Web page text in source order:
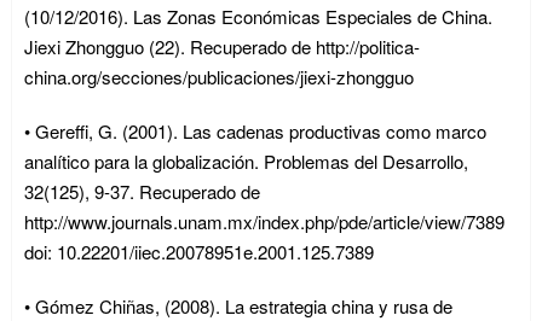
(10/12/2016). Las Zonas Económicas Especiales de China.
Jiexi Zhongguo (22). Recuperado de http://politica-
china.org/secciones/publicaciones/jiexi-zhongguo
• Gereffi, G. (2001). Las cadenas productivas como marco
analítico para la globalización. Problemas del Desarrollo,
32(125), 9-37. Recuperado de
http://www.journals.unam.mx/index.php/pde/article/view/7389
doi: 10.22201/iiec.20078951e.2001.125.7389
• Gómez Chiñas, (2008). La estrategia china y rusa de